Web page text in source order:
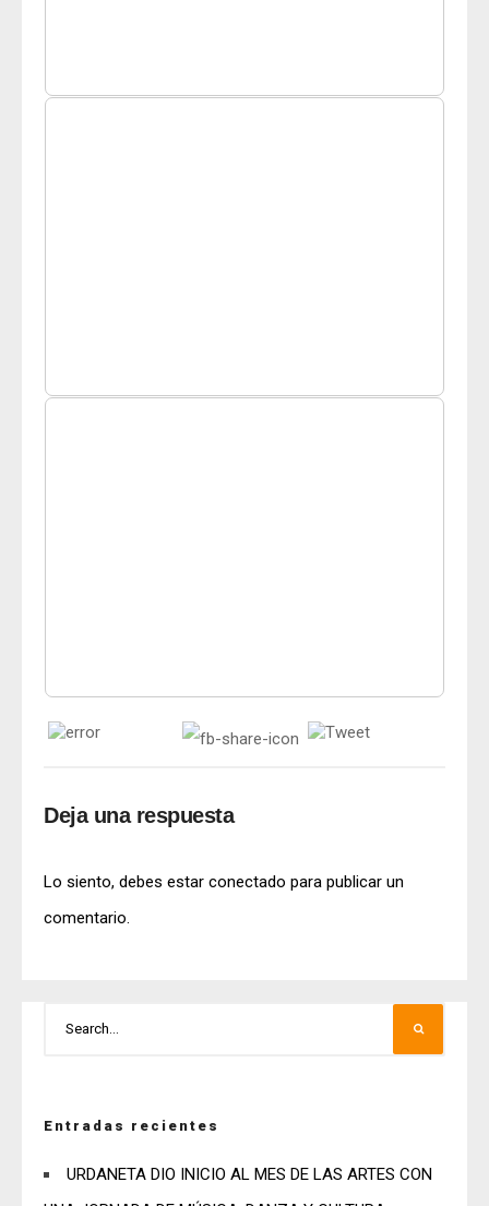
Deja una respuesta
Lo siento, debes estar conectado para publicar un
comentario.
Entradas recientes
URDANETA DIO INICIO AL MES DE LAS ARTES CON